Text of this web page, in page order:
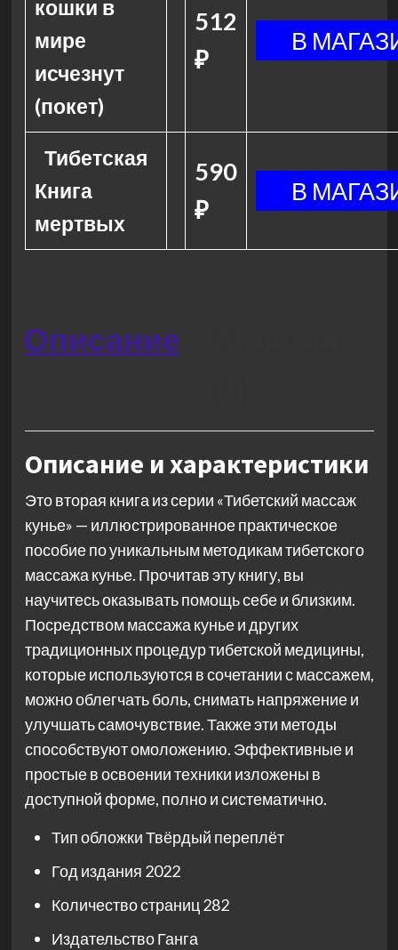
кошки в
мире
исчезнут
(покет)
512
₽
Тибетская
Книга
мертвых
590
₽
Описание
Описание и характеристики
Это вторая книга из серии «Тибетский массаж
кунье» — иллюстрированное практическое
пособие по уникальным методикам тибетского
массажа кунье. Прочитав эту книгу, вы
научитесь оказывать помощь себе и близким.
Посредством массажа кунье и других
традиционных процедур тибетской медицины,
которые используются в сочетании с массажем,
можно облегчать боль, снимать напряжение и
улучшать самочувствие. Также эти методы
способствуют омоложению. Эффективные и
простые в освоении техники изложены в
доступной форме, полно и систематично.
Тип обложкиТвёрдый переплёт
Год издания 2022
Количество страниц282
ИздательствоГанга